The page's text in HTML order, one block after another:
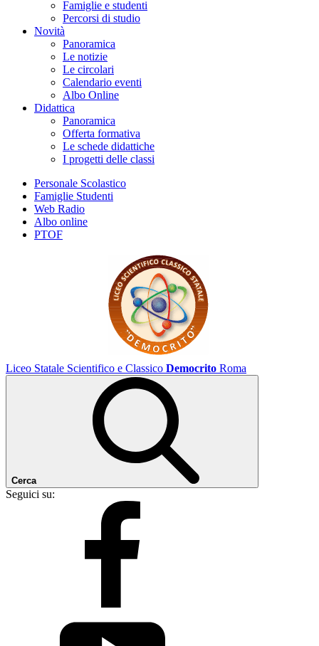
Famiglie e studenti
Percorsi di studio
Novità
Panoramica
Le notizie
Le circolari
Calendario eventi
Albo Online
Didattica
Panoramica
Offerta formativa
Le schede didattiche
I progetti delle classi
Personale Scolastico
Famiglie Studenti
Web Radio
Albo online
PTOF
Liceo Statale Scientifico e Classico Democrito Roma
Cerca
Seguici su: